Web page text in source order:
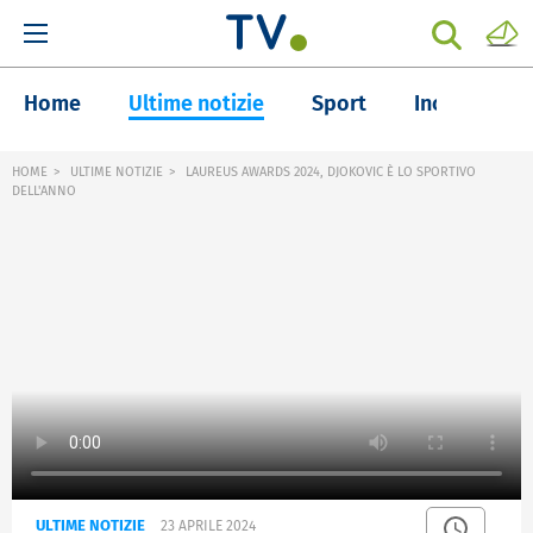
Home Ultime notizie Sport Inchieste
HOME ULTIME NOTIZIE
LAUREUS AWARDS 2024, DJOKOVIC È LO SPORTIVO
DELL'ANNO
ULTIME NOTIZIE 23 APRILE 2024